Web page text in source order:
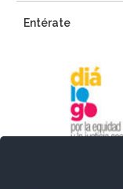
Entérate